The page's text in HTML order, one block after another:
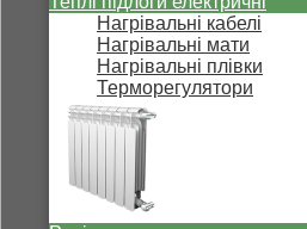
Нагрівальні кабелі
Нагрівальні мати
Нагрівальні плівки
Терморегулятори